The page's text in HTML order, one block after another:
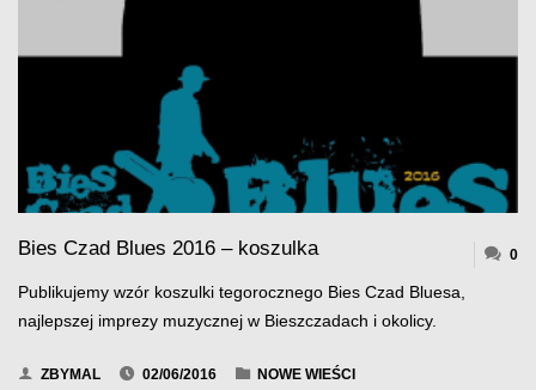
Bies Czad Blues 2016 – koszulka 0
Publikujemy wzór koszulki tegorocznego Bies Czad Bluesa,
najlepszej imprezy muzycznej w Bieszczadach i okolicy.
ZBYMAL 02/06/2016 NOWE WIEŚCI